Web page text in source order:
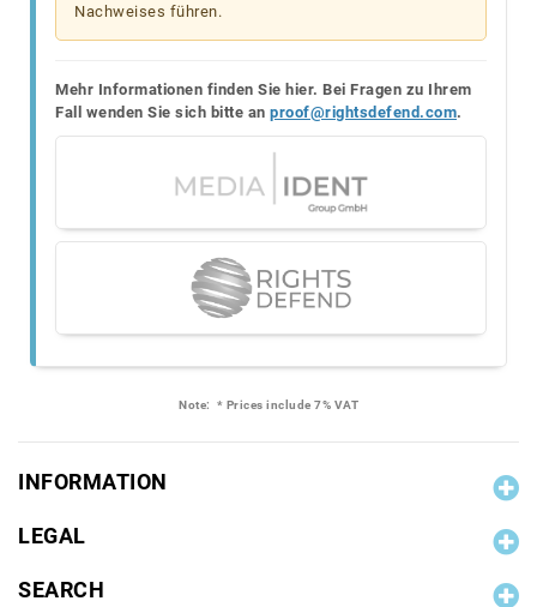
Nachweises führen.
Mehr Informationen finden Sie hier. Bei Fragen zu Ihrem
Fall wenden Sie sich bitte an proof@rightsdefend.com.
Note: * Prices include 7% VAT
INFORMATION
LEGAL
SEARCH